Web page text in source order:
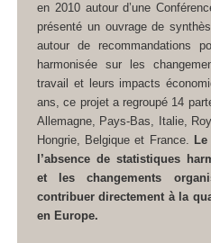
en 2010 autour d’une
présenté un ouvrage de
autour de recommandations
harmonisée sur les
travail et leurs impacts
ans, ce projet a regroupé 14
Allemagne, Pays-Bas, Italie,
Hongrie, Belgique et France.
l’absence de statistiques
et les changements
contribuer directement à la
en Europe.